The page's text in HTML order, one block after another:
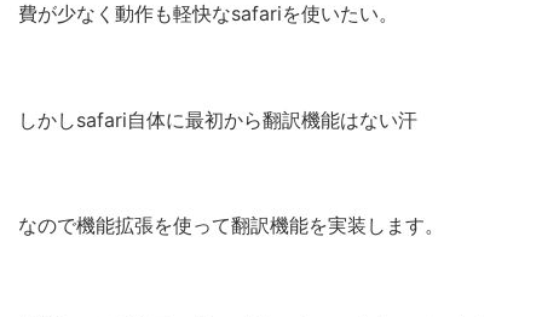
費が少なく動作も軽快なsafariを使いたい。
しかしsafari自体に最初から翻訳機能はない汗
なので機能拡張を使って翻訳機能を実装します。